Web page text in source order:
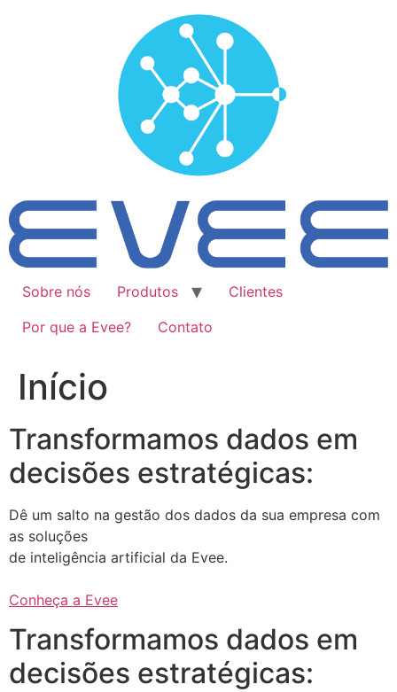
Sobre nós Produtos
Clientes
Por que a Evee?
Contato
Início
Transformamos dados em
decisões estratégicas:
Dê um salto na gestão dos dados da sua empresa com
as soluções
de inteligência artificial da Evee.
Conheça a Evee
Transformamos dados em
decisões estratégicas: